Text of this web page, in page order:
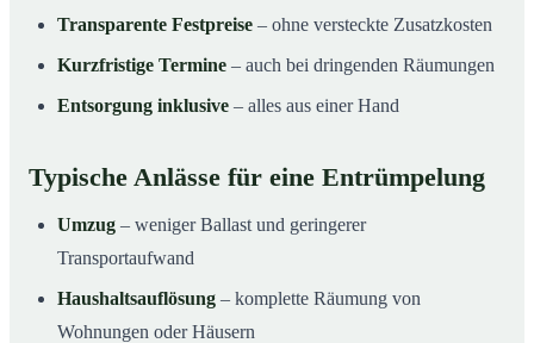
Transparente Festpreise – ohne versteckte Zusatzkosten
Kurzfristige Termine – auch bei dringenden Räumungen
Entsorgung inklusive – alles aus einer Hand
Typische Anlässe für eine Entrümpelung
Umzug – weniger Ballast und geringerer
Transportaufwand
Haushaltsauflösung – komplette Räumung von
Wohnungen oder Häusern